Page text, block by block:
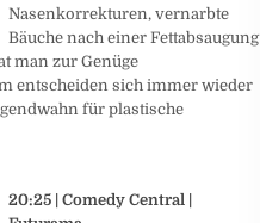
Nasenkorrekturen, vernarbte
Bäuche nach einer Fettabsaugung
man zur Genüge
entscheiden sich immer wieder
für plastische
20:25 | Comedy Central |